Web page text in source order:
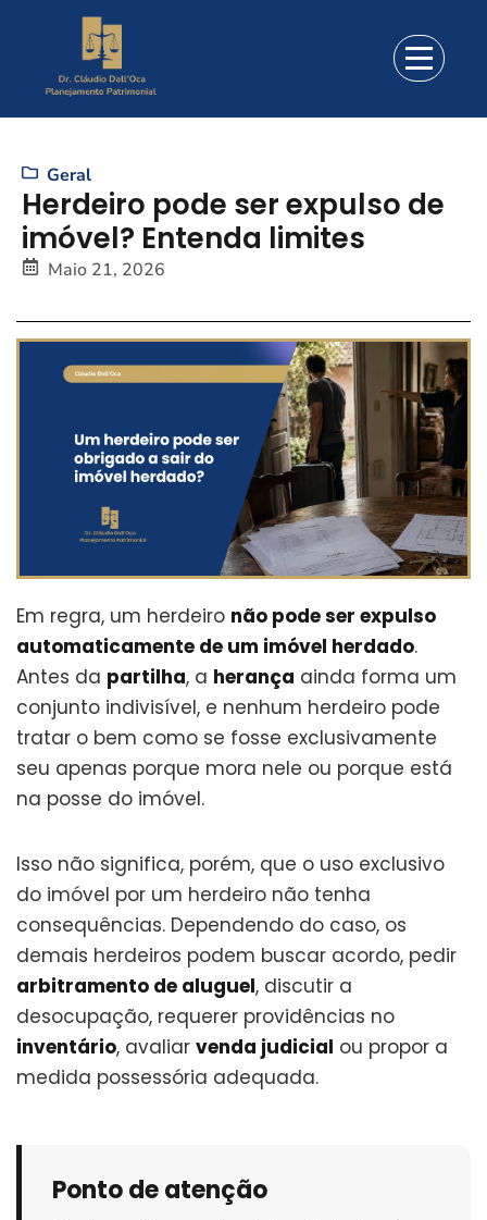
Geral
Herdeiro pode ser expulso de
imóvel? Entenda limites
Maio 21, 2026
Em regra, um herdeiro não pode ser expulso
automaticamente de um imóvel herdado.
Antes da partilha, a herança ainda forma um
conjunto indivisível, e nenhum herdeiro pode
tratar o bem como se fosse exclusivamente
seu apenas porque mora nele ou porque está
na posse do imóvel.
Isso não significa, porém, que o uso exclusivo
do imóvel por um herdeiro não tenha
consequências. Dependendo do caso, os
demais herdeiros podem buscar acordo, pedir
arbitramento de aluguel, discutir a
desocupação, requerer providências no
inventário, avaliar venda judicial ou propor a
medida possessória adequada.
Ponto de atenção